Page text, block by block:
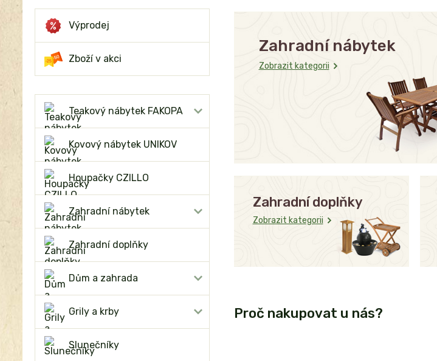
Výprodej
Zboží v akci
Teakový nábytek FAKOPA
Kovový nábytek UNIKOV
Houpačky CZILLO
Zahradní nábytek
Zahradní doplňky
Dům a zahrada
Grily a krby
Slunečníky
Zahradní nábytek
Zobrazit kategorii
Zahradní doplňky
Zobrazit kategorii
Proč nakupovat u nás?